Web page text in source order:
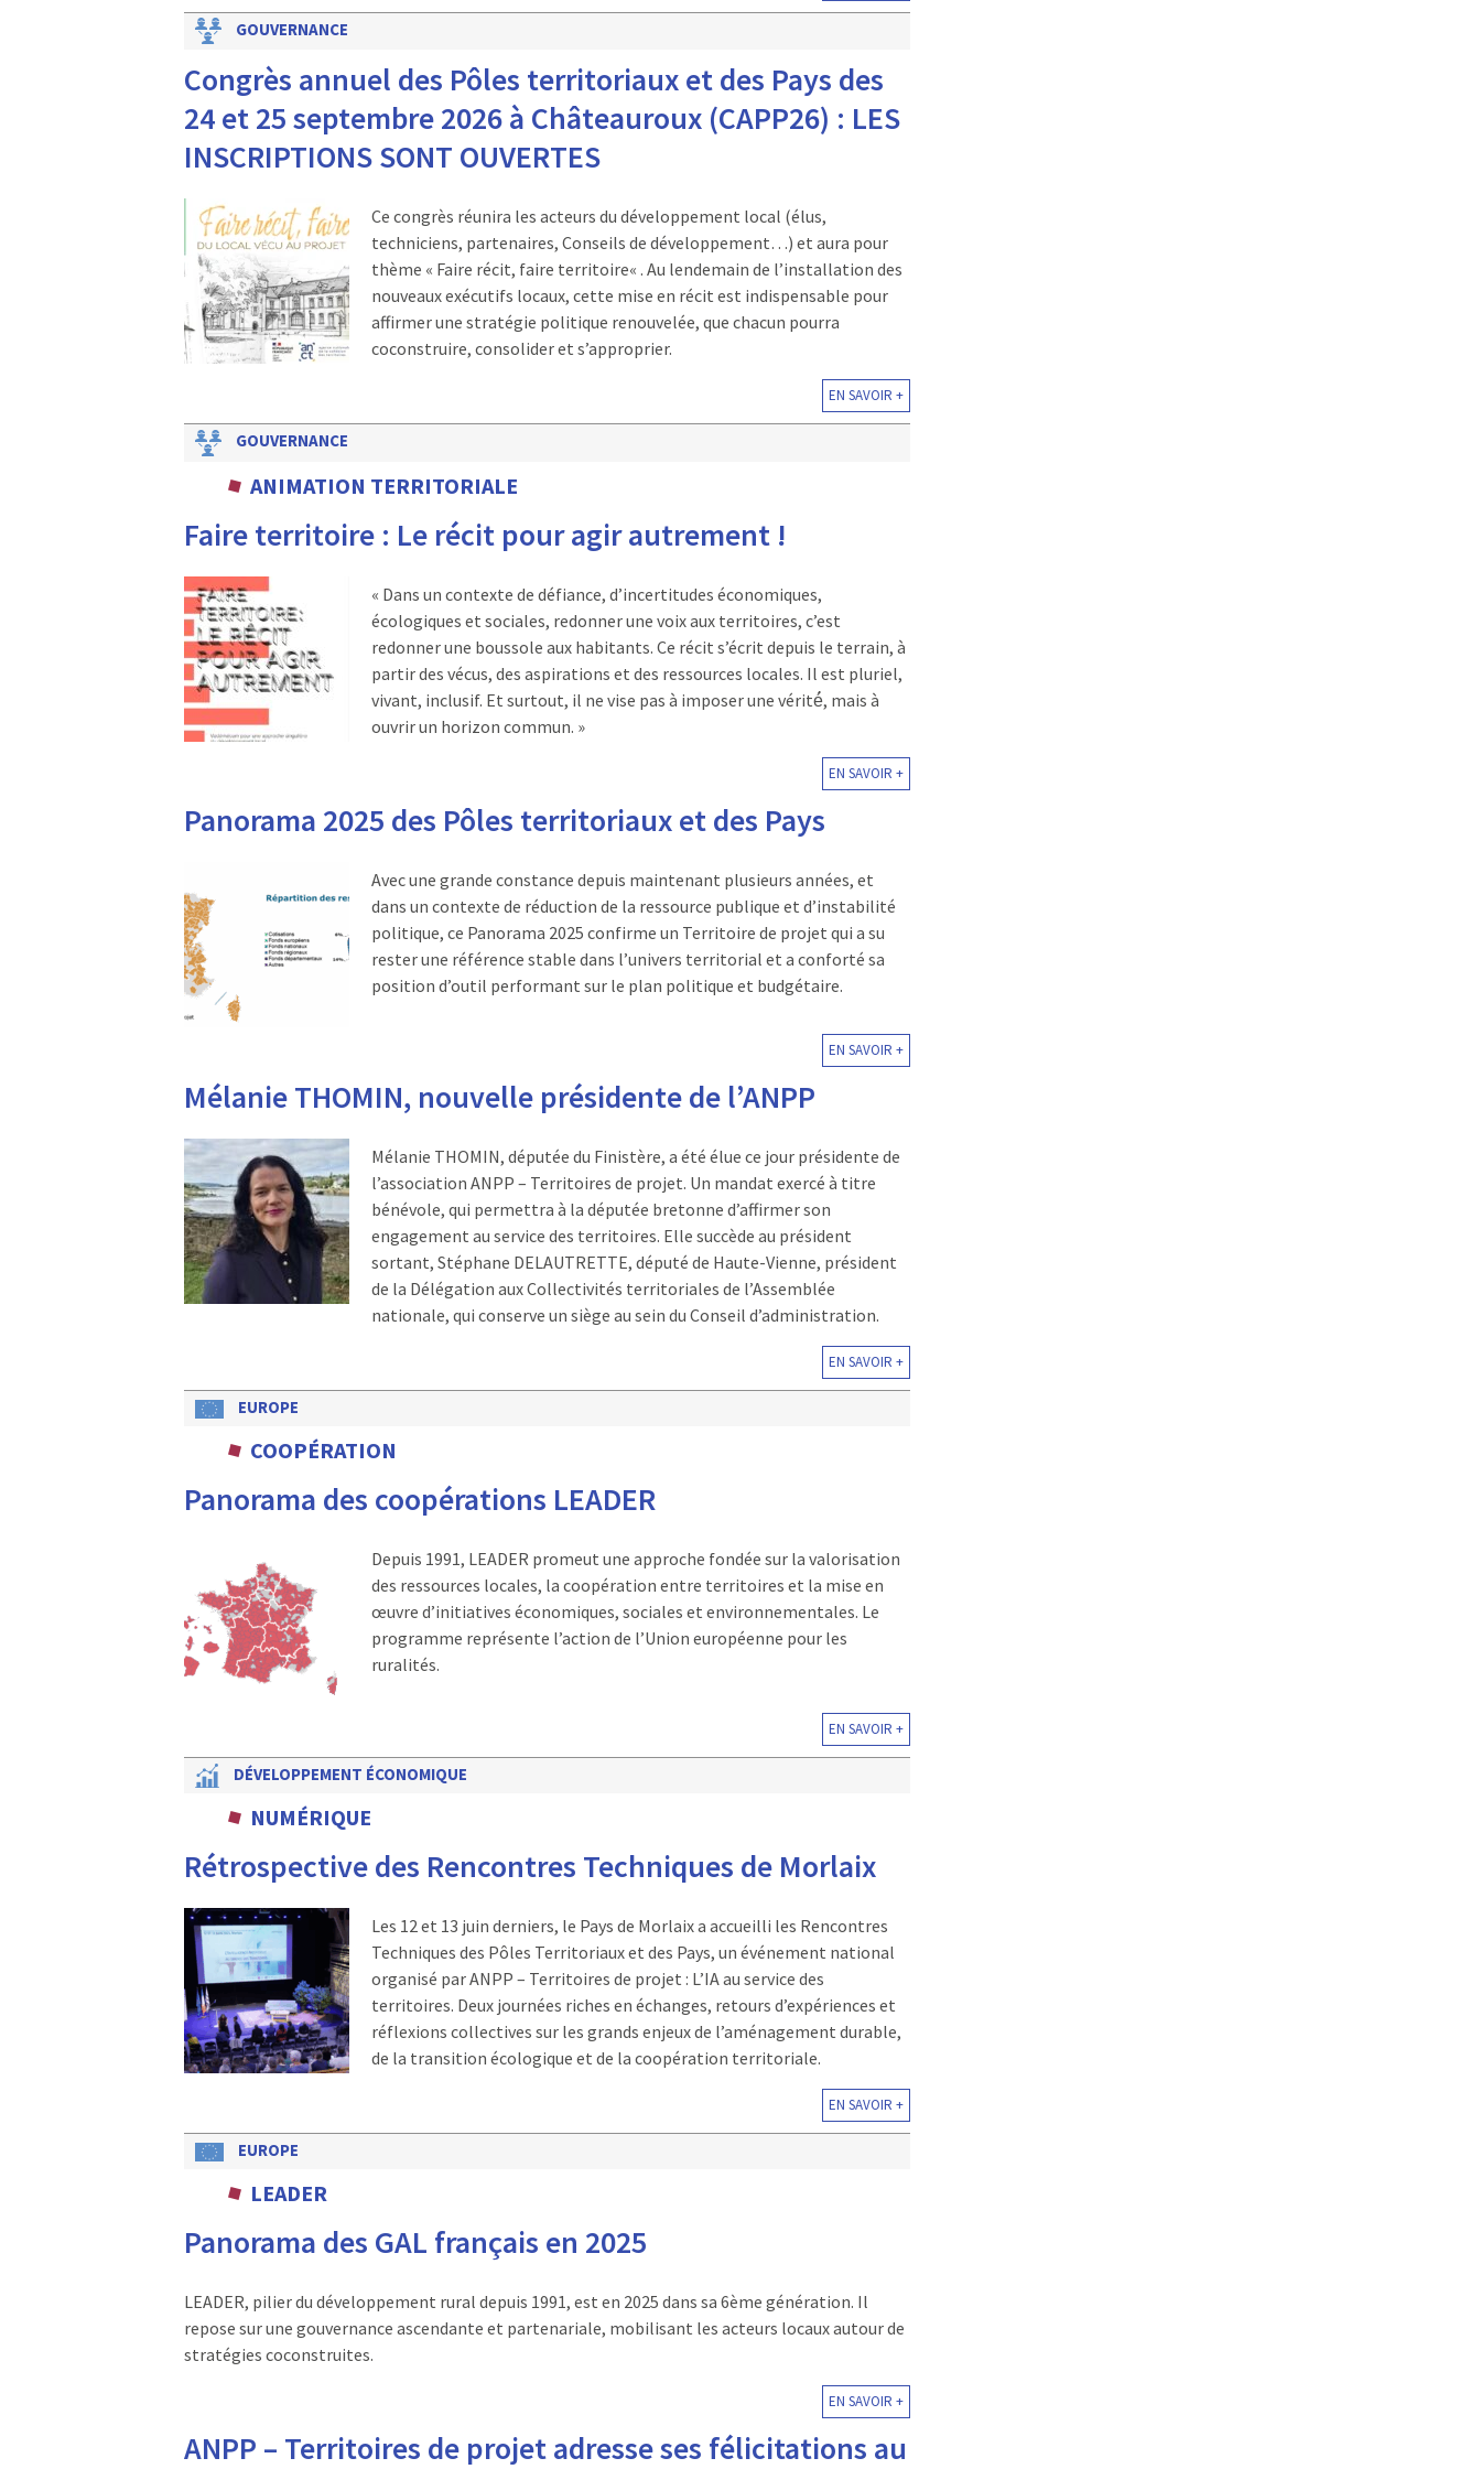
GOUVERNANCE
Congrès annuel des Pôles territoriaux et des Pays des
24 et 25 septembre 2026 à Châteauroux (CAPP26) : LES
INSCRIPTIONS SONT OUVERTES
Ce congrès réunira les acteurs du développement local (élus,
techniciens, partenaires, Conseils de développement…) et aura pour
thème « Faire récit, faire territoire« . Au lendemain de l’installation des
nouveaux exécutifs locaux, cette mise en récit est indispensable pour
affirmer une stratégie politique renouvelée, que chacun pourra
coconstruire, consolider et s’approprier.
EN SAVOIR +
GOUVERNANCE
ANIMATION TERRITORIALE
Faire territoire : Le récit pour agir autrement !
« Dans un contexte de défiance, d’incertitudes économiques,
écologiques et sociales, redonner une voix aux territoires, c’est
redonner une boussole aux habitants. Ce récit s’écrit depuis le terrain, à
partir des vécus, des aspirations et des ressources locales. Il est pluriel,
vivant, inclusif. Et surtout, il ne vise pas à imposer une vérité́, mais à
ouvrir un horizon commun. »
EN SAVOIR +
Panorama 2025 des Pôles territoriaux et des Pays
Avec une grande constance depuis maintenant plusieurs années, et
dans un contexte de réduction de la ressource publique et d’instabilité
politique, ce Panorama 2025 confirme un Territoire de projet qui a su
rester une référence stable dans l’univers territorial et a conforté sa
position d’outil performant sur le plan politique et budgétaire.
EN SAVOIR +
Mélanie THOMIN, nouvelle présidente de l’ANPP
Mélanie THOMIN, députée du Finistère, a été élue ce jour présidente de
l’association ANPP – Territoires de projet. Un mandat exercé à titre
bénévole, qui permettra à la députée bretonne d’affirmer son
engagement au service des territoires. Elle succède au président
sortant, Stéphane DELAUTRETTE, député de Haute-Vienne, président
de la Délégation aux Collectivités territoriales de l’Assemblée
nationale, qui conserve un siège au sein du Conseil d’administration.
EN SAVOIR +
EUROPE
COOPÉRATION
Panorama des coopérations LEADER
Depuis 1991, LEADER promeut une approche fondée sur la valorisation
des ressources locales, la coopération entre territoires et la mise en
œuvre d’initiatives économiques, sociales et environnementales. Le
programme représente l’action de l’Union européenne pour les
ruralités.
EN SAVOIR +
DÉVELOPPEMENT ÉCONOMIQUE
NUMÉRIQUE
Rétrospective des Rencontres Techniques de Morlaix
Les 12 et 13 juin derniers, le Pays de Morlaix a accueilli les Rencontres
Techniques des Pôles Territoriaux et des Pays, un événement national
organisé par ANPP – Territoires de projet : L’IA au service des
territoires. Deux journées riches en échanges, retours d’expériences et
réflexions collectives sur les grands enjeux de l’aménagement durable,
de la transition écologique et de la coopération territoriale.
EN SAVOIR +
EUROPE
LEADER
Panorama des GAL français en 2025
LEADER, pilier du développement rural depuis 1991, est en 2025 dans sa 6ème génération. Il
repose sur une gouvernance ascendante et partenariale, mobilisant les acteurs locaux autour de
stratégies coconstruites.
EN SAVOIR +
ANPP – Territoires de projet adresse ses félicitations au